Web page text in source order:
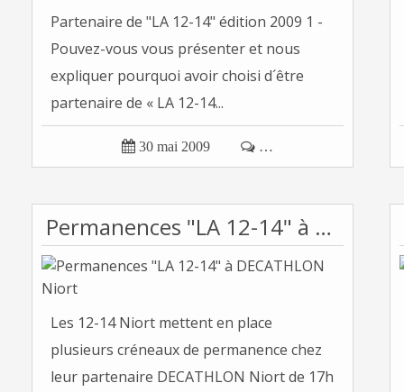
Partenaire de "LA 12-14" édition 2009 1 -
Pouvez-vous vous présenter et nous
expliquer pourquoi avoir choisi d´être
partenaire de « LA 12-14...
 30 mai 2009  …
Permanences "LA 12-14" à DECATHLON Niort
Les 12-14 Niort mettent en place
plusieurs créneaux de permanence chez
leur partenaire DECATHLON Niort de 17h